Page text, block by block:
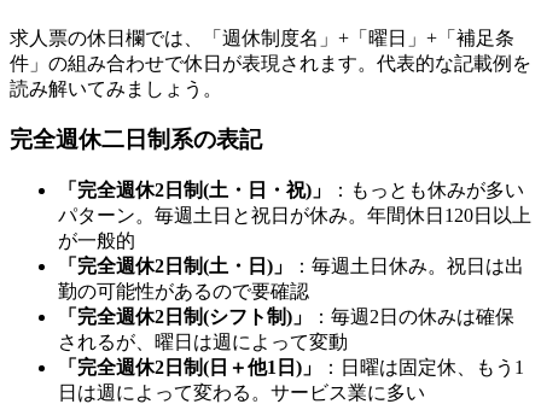
求人票の休日欄では、「週休制度名」+「曜日」+「補足条
件」の組み合わせで休日が表現されます。代表的な記載例を
読み解いてみましょう。
完全週休二日制系の表記
「完全週休2日制(土・日・祝)」
：もっとも休みが多い
パターン。毎週土日と祝日が休み。年間休日120日以上
が一般的
「完全週休2日制(土・日)」
：毎週土日休み。祝日は出
勤の可能性があるので要確認
「完全週休2日制(シフト制)」
：毎週2日の休みは確保
されるが、曜日は週によって変動
「完全週休2日制(日＋他1日)」
：日曜は固定休、もう1
日は週によって変わる。サービス業に多い